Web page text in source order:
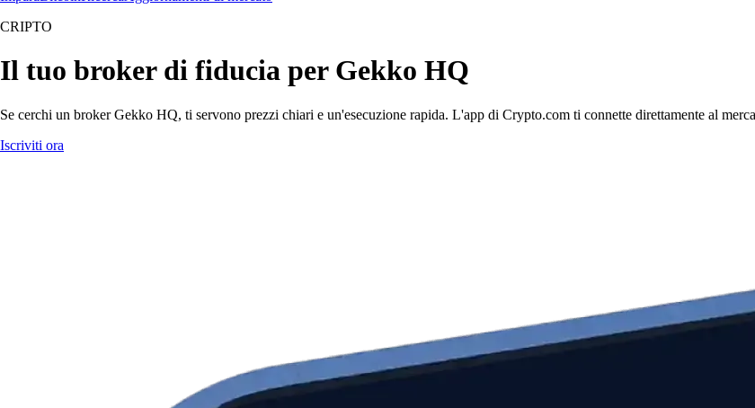
CRIPTO
Il tuo broker di fiducia per Gekko HQ
Se cerchi un broker Gekko HQ, ti servono prezzi chiari e un'esecuzione rapida. L'app di Crypto.com ti connette direttamente al
Iscriviti ora